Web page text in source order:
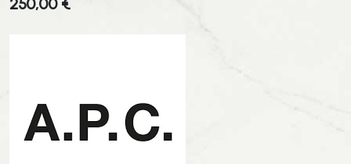
250,00 €